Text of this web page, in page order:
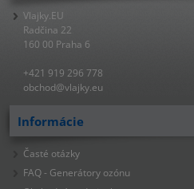
Vlajky.EU
Radčina 22
160 00 Praha 6
+421 919 296 778
obchod@vlajky.eu
Informácie
Časté otázky
FAQ - Generátory ozónu